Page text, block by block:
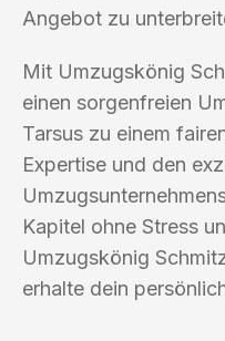
Angebot zu
Mit Umzugskönig
einen sorgenfreien
Tarsus zu einem
Expertise und den
Kapitel ohne Stress
Umzugskönig
erhalte dein